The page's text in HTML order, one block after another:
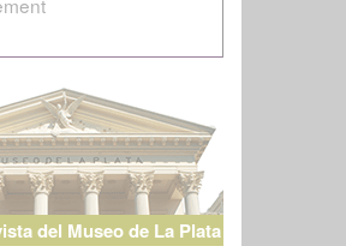
del Museo de La Plata